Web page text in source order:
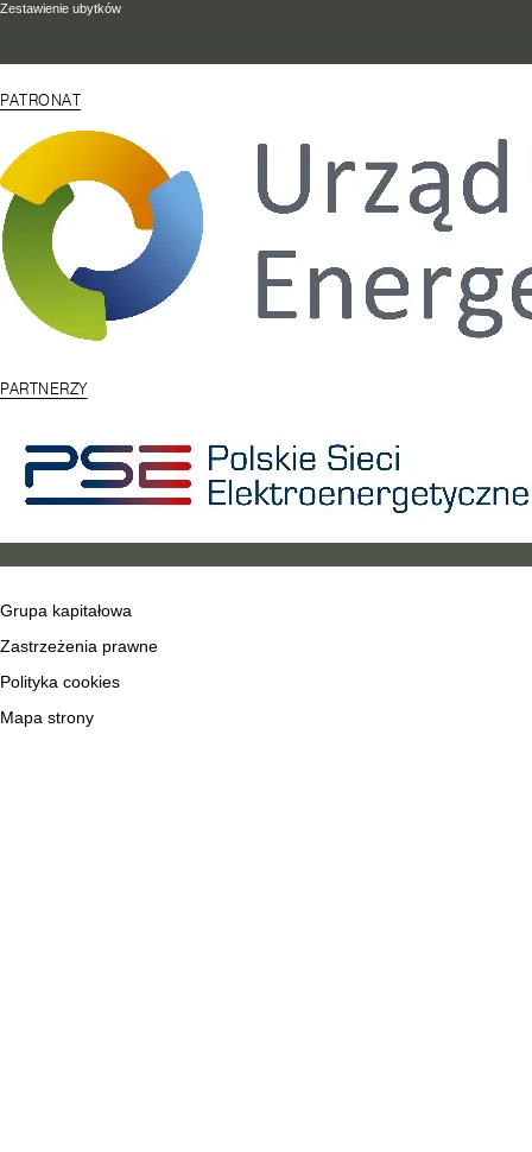
Zestawienie ubytków
PATRONAT
PARTNERZY
Grupa kapitałowa
Zastrzeżenia prawne
Polityka cookies
Mapa strony